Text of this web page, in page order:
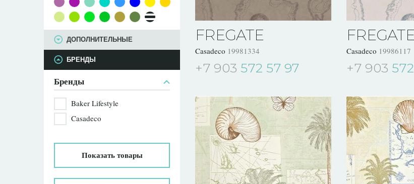
ДОПОЛНИТЕЛЬНЫЕ
БРЕНДЫ
Бренды
Baker Lifestyle
Casadeco
Показатьтовары
FREGATE
Casadeco 19981334
+7 903 572 57 97
Casadeco 19986117
+7 903